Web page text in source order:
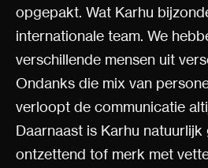
opgepakt. Wat Karhu
internationale team. We
verschillende mensen uit
Ondanks die mix van
verloopt de communicatie
Daarnaast is Karhu
ontzettend tof merk met